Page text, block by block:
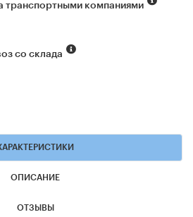
транспортными компаниями
со склада
ОПИСАНИЕ
ОТЗЫВЫ